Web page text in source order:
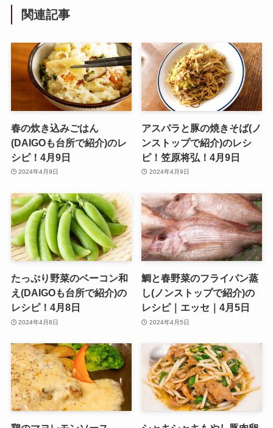
関連記事
春の炊き込みごはん
(DAIGOも台所で紹介)のレ
シピ！4月9日
2024年4月9日
アスパラと豚の焼きそば(ノ
ンストップで紹介)のレシ
ピ！笠原将弘！4月9日
2024年4月9日
たっぷり野菜のベーコン和
え(DAIGOも台所で紹介)の
レシピ！4月8日
2024年4月8日
鯛と春野菜のフライパン蒸
し(ノンストップで紹介)の
レシピ｜エッセ｜4月5日
2024年4月5日